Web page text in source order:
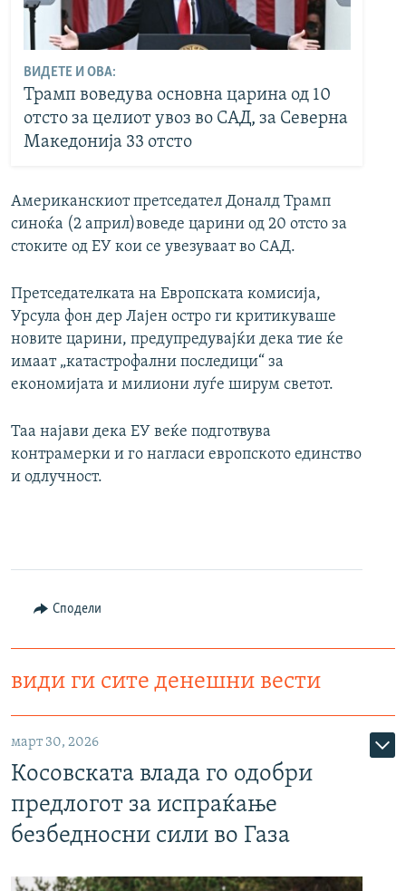
ВИДЕТЕ И ОВА:
Трамп воведува основна царина од 10
отсто за целиот увоз во САД, за Северна
Македонија 33 отсто
Американскиот претседател Доналд Трамп
синоќа (2 април)воведе царини од 20 отсто за
стоките од ЕУ кои се увезуваат во САД.
Претседателката на Европската комисија,
Урсула фон дер Лајен остро ги критикуваше
новите царини, предупредувајќи дека тие ќе
имаат „катастрофални последици“ за
економијата и милиони луѓе ширум светот.
Таа најави дека ЕУ веќе подготвува
контрамерки и го нагласи европското единство
и одлучност.
Сподели
види ги сите денешни вести
март 30, 2026
Косовската влада го одобри
предлогот за испраќање
безбедносни сили во Газа